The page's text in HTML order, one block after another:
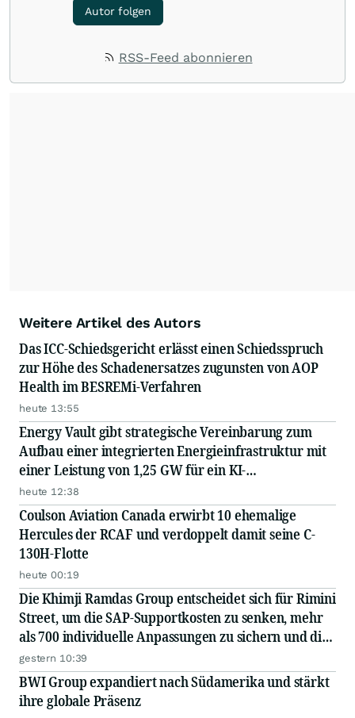
Autor folgen
RSS-Feed abonnieren
Weitere Artikel des Autors
Das ICC-Schiedsgericht erlässt einen Schiedsspruch
zur Höhe des Schadenersatzes zugunsten von AOP
Health im BESREMi-Verfahren
heute 13:55
Energy Vault gibt strategische Vereinbarung zum
Aufbau einer integrierten Energieinfrastruktur mit
einer Leistung von 1,25 GW für ein KI-
Rechenzentrum eines Hyperscalers bekannt – in
Zusammenarbeit mit einem führenden EPC...
heute 12:38
Coulson Aviation Canada erwirbt 10 ehemalige
Hercules der RCAF und verdoppelt damit seine C-
130H-Flotte
heute 00:19
Die Khimji Ramdas Group entscheidet sich für Rimini
Street, um die SAP-Supportkosten zu senken, mehr
als 700 individuelle Anpassungen zu sichern und die
Einsparungen in Innovationen zu reinvestieren
gestern 10:39
BWI Group expandiert nach Südamerika und stärkt
ihre globale Präsenz